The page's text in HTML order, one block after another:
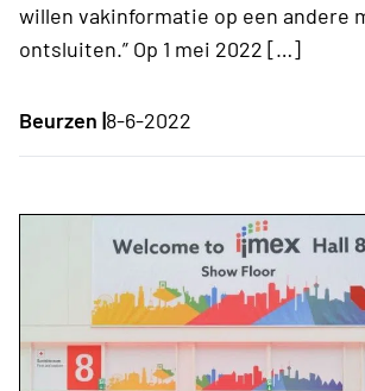
willen vakinformatie op een andere
ontsluiten.” Op 1 mei 2022 […]
Beurzen |8-6-2022